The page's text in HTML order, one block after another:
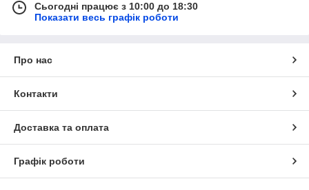
Сьогодні працює з 10:00 до 18:30
Показати весь графік роботи
Про нас
Контакти
Доставка та оплата
Графік роботи